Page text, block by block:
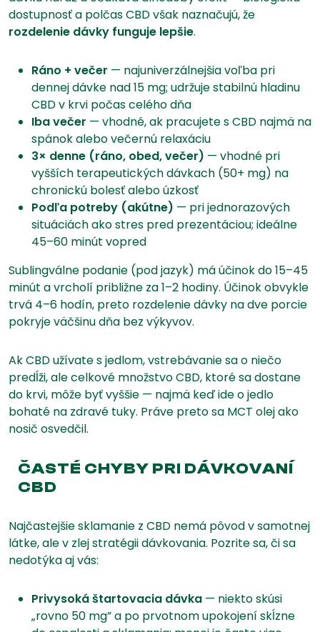
dostupnosť a polčas CBD však naznačujú, že
rozdelenie dávky funguje lepšie.
Ráno + večer — najuniverzálnejšia voľba pri
dennej dávke nad 15 mg; udržuje stabilnú hladinu
CBD v krvi počas celého dňa
Iba večer — vhodné, ak pracujete s CBD najmä na
spánok alebo večernú relaxáciu
3× denne (ráno, obed, večer) — vhodné pri
vyšších terapeutických dávkach (50+ mg) na
chronickú bolesť alebo úzkosť
Podľa potreby (akútne) — pri jednorazových
situáciách ako stres pred prezentáciou; ideálne
45–60 minút vopred
Sublingválne podanie (pod jazyk) má účinok do 15–45
minút a vrcholí približne za 1–2 hodiny. Účinok obvykle
trvá 4–6 hodín, preto rozdelenie dávky na dve porcie
pokryje väčšinu dňa bez výkyvov.
Ak CBD užívate s jedlom, vstrebávanie sa o niečo
predĺži, ale celkové množstvo CBD, ktoré sa dostane
do krvi, môže byť vyššie — najmä keď ide o jedlo
bohaté na zdravé tuky. Práve preto sa MCT olej ako
nosič osvedčil.
ČASTÉ CHYBY PRI DÁVKOVANÍ
CBD
Najčastejšie sklamanie z CBD nemá pôvod v samotnej
látke, ale v zlej stratégii dávkovania. Pozrite sa, či sa
nedotýka aj vás:
Privysoká štartovacia dávka — niekto skúsi
„rovno 50 mg” a po prvotnom upokojení skĺzne